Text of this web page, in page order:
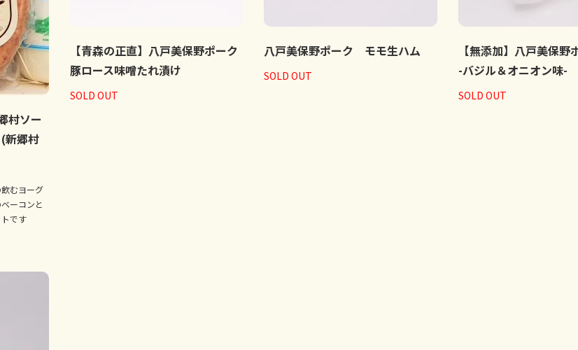
村ソー
新郷村
むヨーグ
ーコンと
です
【青森の正直】八戸美保野ポーク
豚ロース味噌たれ漬け
SOLD OUT
八戸美保野ポーク モモ生ハム
SOLD OUT
【無添加】八戸美保野
-バジル＆オニオン味-
SOLD OUT